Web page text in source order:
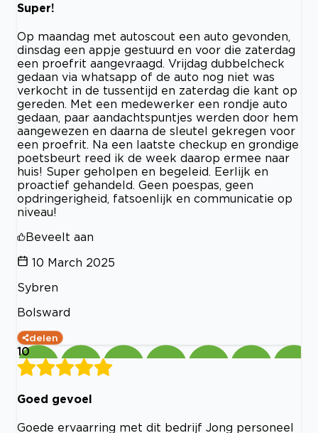
Super!
Op maandag met autoscout een auto gevonden,
dinsdag een appje gestuurd en voor die zaterdag
een proefrit aangevraagd. Vrijdag dubbelcheck
gedaan via whatsapp of de auto nog niet was
verkocht in de tussentijd en zaterdag die kant op
gereden. Met een medewerker een rondje auto
gedaan, paar aandachtspuntjes werden door hem
aangewezen en daarna de sleutel gekregen voor
een proefrit. Na een laatste checkup en grondige
poetsbeurt reed ik de week daarop ermee naar
huis! Super geholpen en begeleid. Eerlijk en
proactief gehandeld. Geen poespas, geen
opdringerigheid, fatsoenlijk en communicatie op
niveau!
Beveelt aan
10 March 2025
Sybren
Bolsward
delen
10
Goed gevoel
Goede ervaarring met dit bedrijf Jong personeel